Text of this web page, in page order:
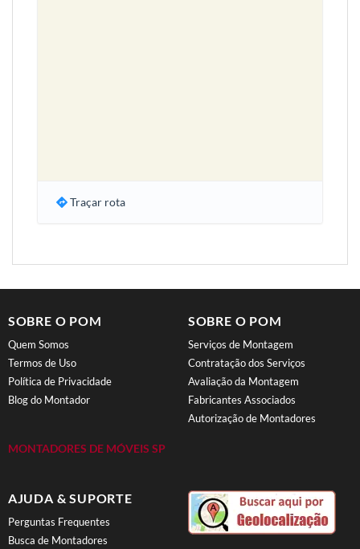
Traçar rota
SOBRE O POM
Quem Somos
Termos de Uso
Política de Privacidade
Blog do Montador
MONTADORES DE MÓVEIS SP
SOBRE O POM
Serviços de Montagem
Contratação dos Serviços
Avaliação da Montagem
Fabricantes Associados
Autorização de Montadores
AJUDA & SUPORTE
Perguntas Frequentes
Busca de Montadores